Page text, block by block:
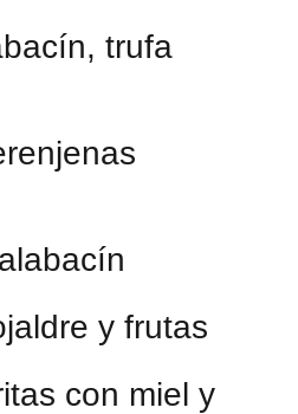
trufa
y frutas
con miel y